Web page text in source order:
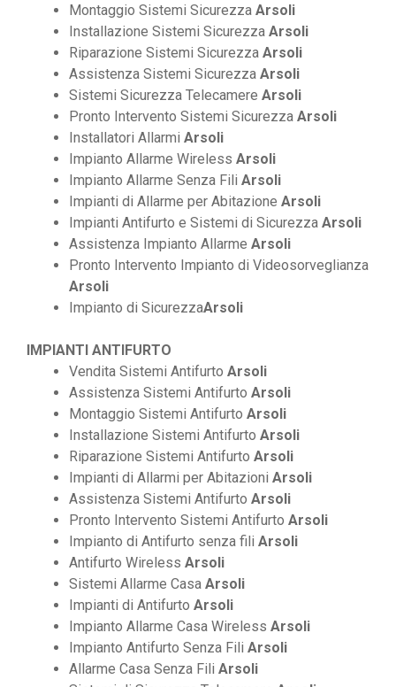
Montaggio Sistemi Sicurezza Arsoli
Installazione Sistemi Sicurezza Arsoli
Riparazione Sistemi Sicurezza Arsoli
Assistenza Sistemi Sicurezza Arsoli
Sistemi Sicurezza Telecamere Arsoli
Pronto Intervento Sistemi Sicurezza Arsoli
Installatori Allarmi Arsoli
Impianto Allarme Wireless Arsoli
Impianto Allarme Senza Fili Arsoli
Impianti di Allarme per Abitazione Arsoli
Impianti Antifurto e Sistemi di Sicurezza Arsoli
Assistenza Impianto Allarme Arsoli
Pronto Intervento Impianto di Videosorveglianza
Arsoli
Impianto di SicurezzaArsoli
IMPIANTI ANTIFURTO
Vendita Sistemi Antifurto Arsoli
Assistenza Sistemi Antifurto Arsoli
Montaggio Sistemi Antifurto Arsoli
Installazione Sistemi Antifurto Arsoli
Riparazione Sistemi Antifurto Arsoli
Impianti di Allarmi per Abitazioni Arsoli
Assistenza Sistemi Antifurto Arsoli
Pronto Intervento Sistemi Antifurto Arsoli
Impianto di Antifurto senza fili Arsoli
Antifurto Wireless Arsoli
Sistemi Allarme Casa Arsoli
Impianti di Antifurto Arsoli
Impianto Allarme Casa Wireless Arsoli
Impianto Antifurto Senza Fili Arsoli
Allarme Casa Senza Fili Arsoli